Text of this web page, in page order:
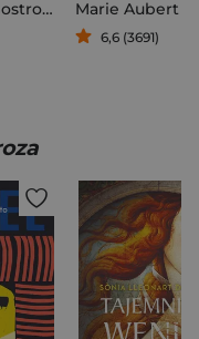
Knausgard Bostrom Linda Marie Aubert
6,6 (3691)